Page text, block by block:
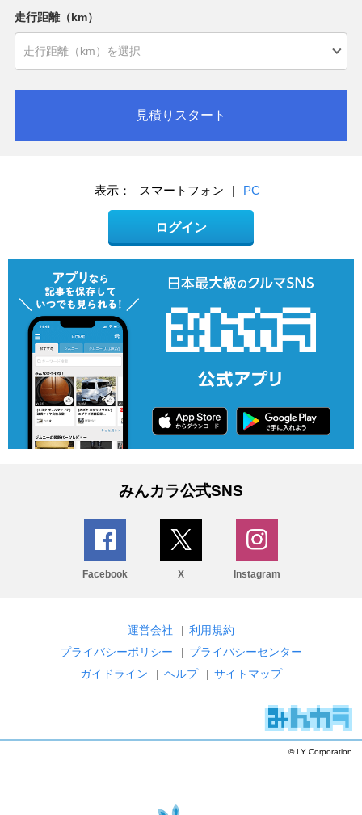
走行距離（km）
見積りスタート
表示： スマートフォン | PC
ログイン
みんカラ公式SNS
Facebook X Instagram
運営会社 | 利用規約
プライバシーポリシー
| プライバシーセンター
ガイドライン
| ヘルプ | サイトマップ
© LY Corporation